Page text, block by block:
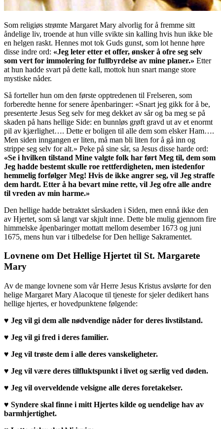
Som religiøs strømte Margaret Mary alvorlig for å fremme sitt
åndelige liv, troende at hun ville svikte sin kalling hvis hun ikke ble
en helgen raskt. Hennes mot tok Guds gunst, som lot henne høre
disse indre ord: «Jeg leter etter et offer, ønsker å ofre seg selv
som vert for immolering for fullbyrdelse av mine planer.» Etter
at hun hadde svart på dette kall, mottok hun snart mange store
mystiske nåder.
Så forteller hun om den første opptredenen til Frelseren, som
forberedte henne for senere åpenbaringer: «Snart jeg gikk for å be,
presenterte Jesus Seg selv for meg dekket av sår og ba meg se på
skaden på hans hellige Side: en bunnløs grøft gravd ut av et enormt
pil av kjærlighet…. Dette er boligen til alle dem som elsker Ham….
Men siden inngangen er liten, må man bli liten for å gå inn og
strippe seg selv for alt.» Peke på sine sår, sa Jesus disse harde ord:
«Se i hvilken tilstand Mine valgte folk har ført Meg til, dem som
Jeg hadde bestemt skulle roe rettferdigheten, men istedenfor
hemmelig forfølger Meg! Hvis de ikke angrer seg, vil Jeg straffe
dem hardt. Etter å ha bevart mine rette, vil Jeg ofre alle andre
til vreden av min harme.»
Den hellige hadde betraktet sårskaden i Siden, men ennå ikke den
av Hjertet, som så langt var skjult inne. Dette ble mulig gjennom fire
himmelske åpenbaringer mottatt mellom desember 1673 og juni
1675, mens hun var i tilbedelse for Den hellige Sakramentet.
Lovnene om Det Hellige Hjertet til St. Margarete
Mary
Av de mange lovnene som vår Herre Jesus Kristus avslørte for den
helige Margaret Mary Alacoque til tjeneste for sjeler dedikert hans
hellige hjertes, er hovedpunktene følgende:
♥ Jeg vil gi dem alle nødvendige nåder for deres livstilstand.
♥ Jeg vil gi fred i deres familier.
♥ Jeg vil trøste dem i alle deres vanskeligheter.
♥ Jeg vil være deres tilfluktspunkt i livet og særlig ved døden.
♥ Jeg vil overveldende velsigne alle deres foretakelser.
♥ Syndere skal finne i mitt Hjertes kilde og uendelige hav av
barmhjertighet.